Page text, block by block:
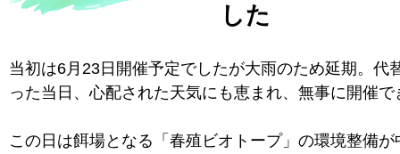
した
当初は6月23日開催予定でしたが大雨のため延期。代
った当日、心配された天気にも恵まれ、無事に開催で
この日は餌場となる「春殖ビオトープ」の環境整備が